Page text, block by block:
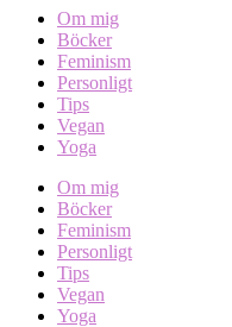
Om mig
Böcker
Feminism
Personligt
Tips
Vegan
Yoga
Om mig
Böcker
Feminism
Personligt
Tips
Vegan
Yoga